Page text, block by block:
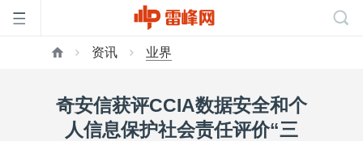
资讯 业界
奇安信获评CCIA数据安全和个
人信息保护社会责任评价“三